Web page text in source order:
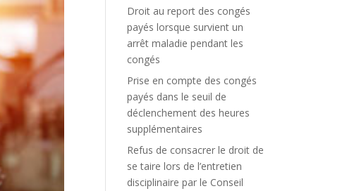
Droit au report des congés
payés lorsque survient un
arrêt maladie pendant les
congés
Prise en compte des congés
payés dans le seuil de
déclenchement des heures
supplémentaires
Refus de consacrer le droit de
se taire lors de l’entretien
disciplinaire par le Conseil